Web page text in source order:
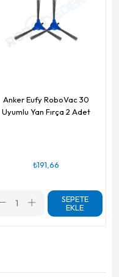
Anker Eufy RoboVac 30
Uyumlu Yan Fırça 2 Adet
₺191,66
SEPETE
EKLE